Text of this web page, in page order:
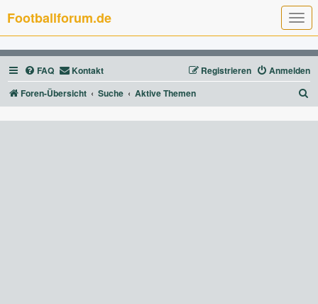
T
o
g
g
l
e
n
a
g
Footballforum.de
FAQ Kontakt Anmelden
Registrieren
Foren-Übersicht
Suche Aktive Themen
u